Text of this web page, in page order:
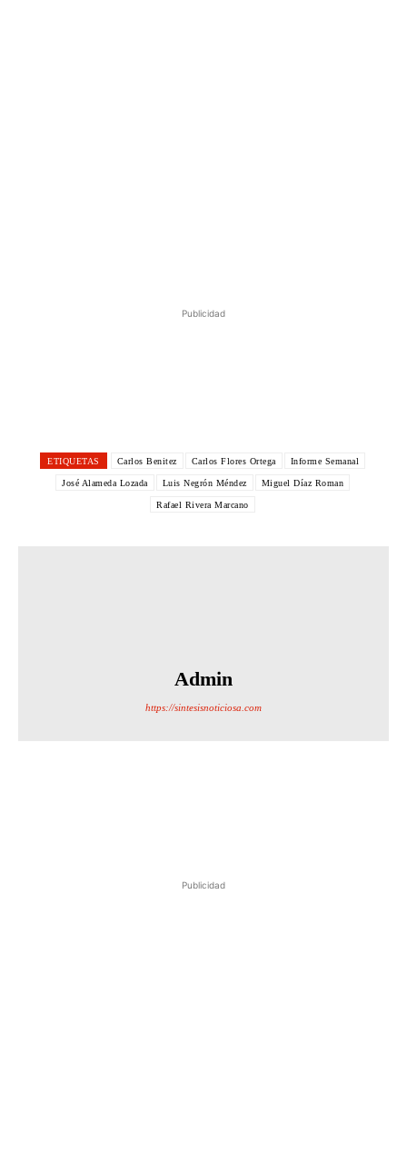
Publicidad
ETIQUETAS Carlos Benitez Carlos Flores Ortega Informe Semanal
José Alameda Lozada Luis Negrón Méndez Miguel Díaz Roman
Rafael Rivera Marcano
Admin
https://sintesisnoticiosa.com
Publicidad